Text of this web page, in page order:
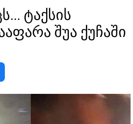
ტაქსის
შუა ქუჩაში